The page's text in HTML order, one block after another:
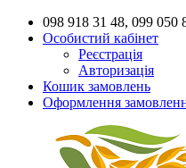
098 918 31 48, 099 050
Особистий кабінет
Реєстрація
Авторизація
Кошик замовлень
Оформлення